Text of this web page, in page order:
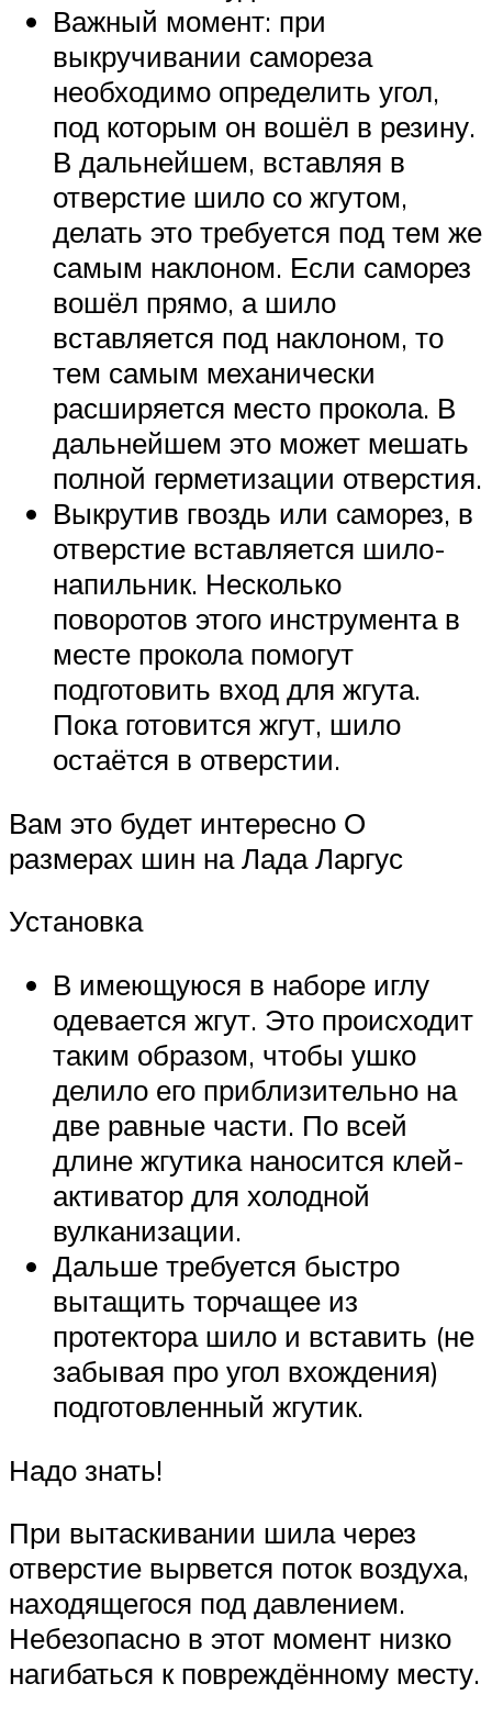
Важный момент: при
выкручивании самореза
необходимо определить угол,
под которым он вошёл в резину.
В дальнейшем, вставляя в
отверстие шило со жгутом,
делать это требуется под тем же
самым наклоном. Если саморез
вошёл прямо, а шило
вставляется под наклоном, то
тем самым механически
расширяется место прокола. В
дальнейшем это может мешать
полной герметизации отверстия.
Выкрутив гвоздь или саморез, в
отверстие вставляется шило-
напильник. Несколько
поворотов этого инструмента в
месте прокола помогут
подготовить вход для жгута.
Пока готовится жгут, шило
остаётся в отверстии.
Вам это будет интересно О
размерах шин на Лада Ларгус
Установка
В имеющуюся в наборе иглу
одевается жгут. Это происходит
таким образом, чтобы ушко
делило его приблизительно на
две равные части. По всей
длине жгутика наносится клей-
активатор для холодной
вулканизации.
Дальше требуется быстро
вытащить торчащее из
протектора шило и вставить (не
забывая про угол вхождения)
подготовленный жгутик.
Надо знать!
При вытаскивании шила через
отверстие вырвется поток воздуха,
находящегося под давлением.
Небезопасно в этот момент низко
нагибаться к повреждённому месту.